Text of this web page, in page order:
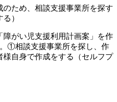
ため、相談支援事業所を探す
）
がい児支援利用計画案」を作
①相談支援事業所を探し、作
自身で作成をする（セルフプ